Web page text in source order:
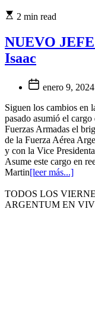
2 min read
NUEVO
Isaac
enero 9, 2024
Siguen los cambios en
pasado asumió el
Fuerzas Armadas el
de la Fuerza Aérea
y con la Vice
Asume este cargo en
Martin[leer más...]
TODOS LOS
ARGENTUM EN